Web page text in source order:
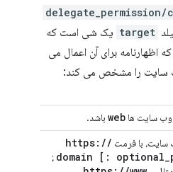
delegate_permission/
target یک شی است که
برای آن اعمال می
سایت را مشخص می کند:
وب سایت ها web باشد.
با فرمت https: //
domain [: optional_
;